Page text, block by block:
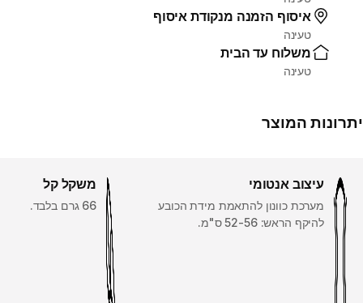
איסוף הזמנה מנקודת איסוף
טעינה
משלוח עד הבית
טעינה
יתרונות המוצר
עיצוב אנטומי
מערכת כוונון להתאמת מידת הכובע
להיקף הראש: 52-56 ס"מ.
משקל קל
66 גרם בלבד.